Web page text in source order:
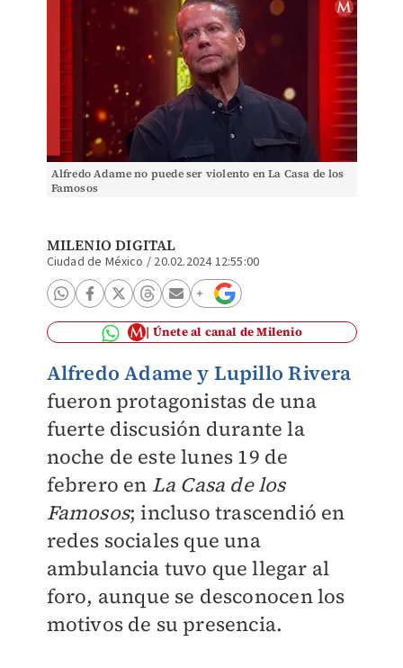
Alfredo Adame no puede ser violento en La Casa de los
Famosos
MILENIO DIGITAL
Ciudad de México / 20.02.2024 12:55:00
Únete al canal de Milenio
Alfredo Adame y Lupillo Rivera
fueron protagonistas de una
fuerte discusión durante la
noche de este lunes 19 de
febrero en La Casa de los
Famosos; incluso trascendió en
redes sociales que una
ambulancia tuvo que llegar al
foro, aunque se desconocen los
motivos de su presencia.